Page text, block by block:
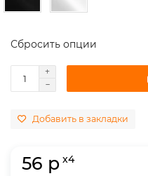
Сбросить опции
Добавить в закладки
56 р x4